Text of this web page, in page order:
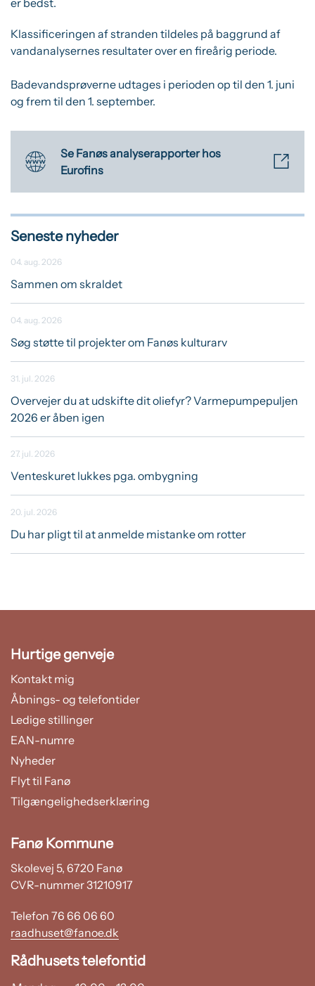
Klassificeringen af stranden tildeles på baggrund af
vandanalysernes resultater over en fireårig periode.
Badevandsprøverne udtages i perioden op til den 1. juni
og frem til den 1. september.
Se Fanøs analyserapporter hos
Eurofins
Seneste nyheder
04. aug. 2026
Sammen om skraldet
04. aug. 2026
Søg støtte til projekter om Fanøs kulturarv
31. jul. 2026
Overvejer du at udskifte dit oliefyr? Varmepumpepuljen
2026 er åben igen
27. jul. 2026
Venteskuret lukkes pga. ombygning
20. jul. 2026
Du har pligt til at anmelde mistanke om rotter
Hurtige genveje
Kontakt mig
Åbnings- og telefontider
Ledige stillinger
EAN-numre
Nyheder
Flyt til Fanø
Tilgængelighedserklæring
Fanø Kommune
Skolevej 5, 6720 Fanø
CVR-nummer 31210917
Telefon 76 66 06 60
raadhuset@fanoe.dk
Rådhusets telefontid